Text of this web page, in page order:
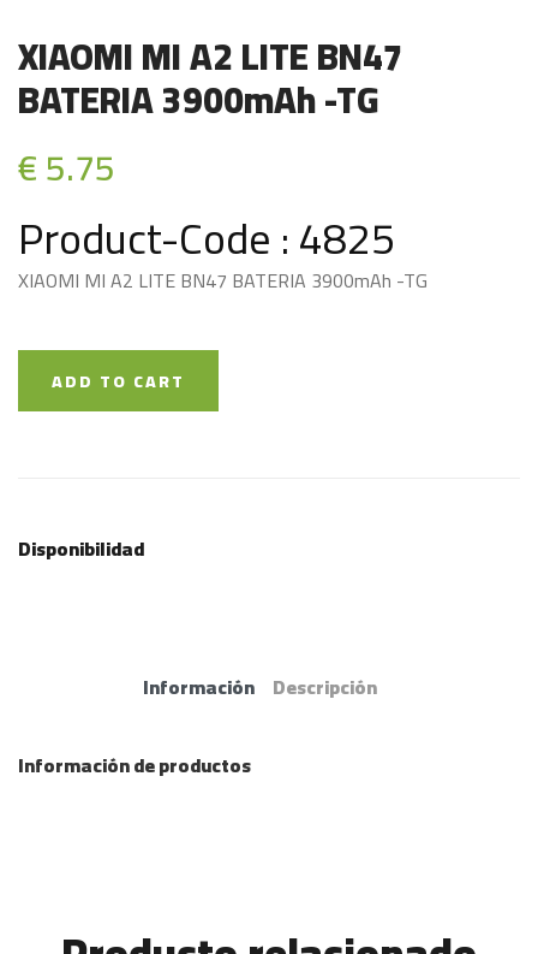
XIAOMI MI A2 LITE BN47
BATERIA 3900mAh -TG
€ 5.75
Product-Code : 4825
XIAOMI MI A2 LITE BN47 BATERIA 3900mAh -TG
ADD TO CART
Disponibilidad
Información Descripción
Información de productos